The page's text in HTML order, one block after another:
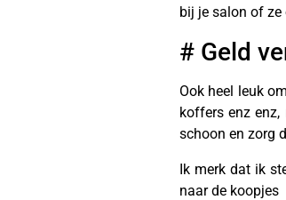
bij je salon of ze
# Geld
Ook heel leuk
koffers enz
schoon en zorg
Ik merk dat ik
naar de koopjes